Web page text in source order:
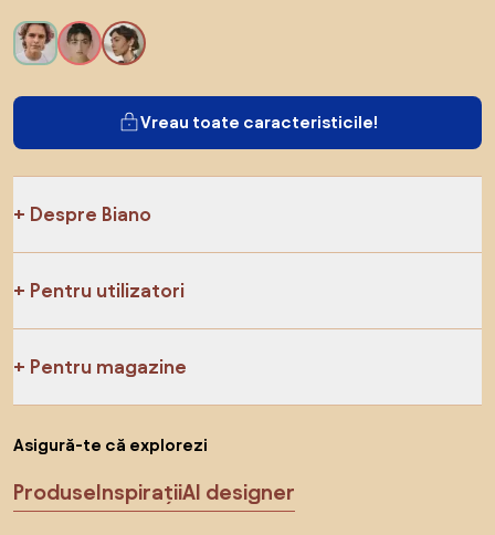
Vreau toate caracteristicile!
Despre Biano
Pentru utilizatori
Pentru magazine
Asigură-te că explorezi
ProduseInspirațiiAI designer